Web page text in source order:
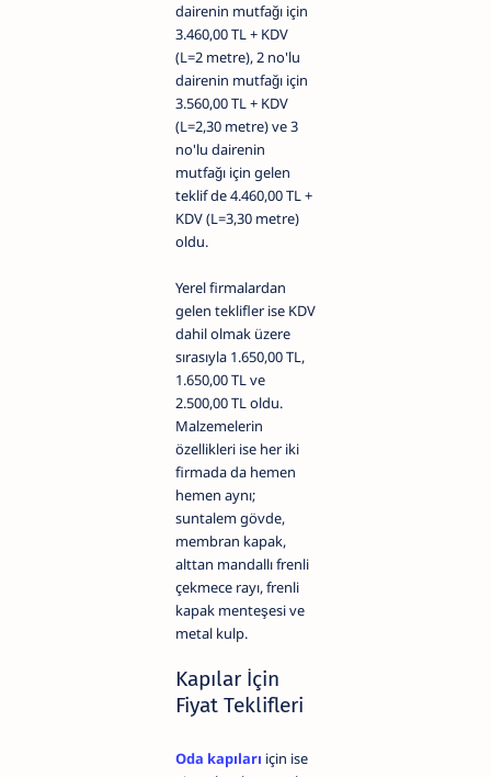
dairenin mutfağı için
3.460,00 TL + KDV
(L=2 metre), 2 no'lu
dairenin mutfağı için
3.560,00 TL + KDV
(L=2,30 metre) ve 3
no'lu dairenin
mutfağı için gelen
teklif de 4.460,00 TL +
KDV (L=3,30 metre)
oldu.
Yerel firmalardan
gelen teklifler ise KDV
dahil olmak üzere
sırasıyla 1.650,00 TL,
1.650,00 TL ve
2.500,00 TL oldu.
Malzemelerin
özellikleri ise her iki
firmada da hemen
hemen aynı;
suntalem gövde,
membran kapak,
alttan mandallı frenli
çekmece rayı, frenli
kapak menteşesi ve
metal kulp.
Kapılar İçin
Fiyat Teklifleri
Oda kapıları için ise